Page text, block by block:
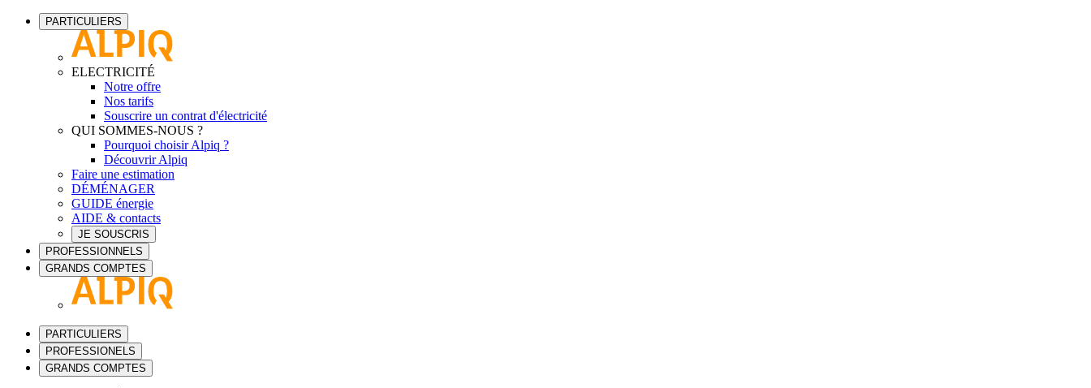
PARTICULIERS
ELECTRICITÉ
Notre offre
Nos tarifs
Souscrire un contrat d'électricité
QUI SOMMES-NOUS ?
Pourquoi choisir Alpiq ?
Découvrir Alpiq
Faire une estimation
DÉMÉNAGER
GUIDE énergie
AIDE & contacts
JE SOUSCRIS
PROFESSIONNELS
GRANDS COMPTES
PARTICULIERS
PROFESSIONELS
GRANDS COMPTES